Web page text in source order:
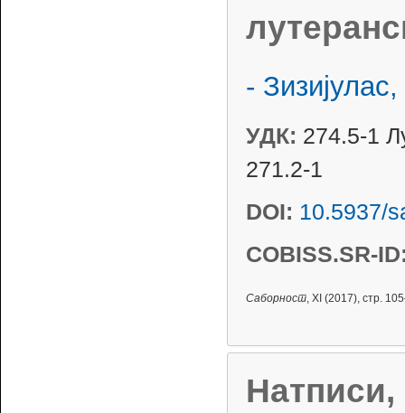
-
УДК: 274.5-1
271.2-1
DOI: 10.5937/
COBISS.SR-
Саборност , XI (2017), стр.